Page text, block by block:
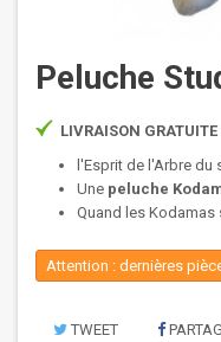
Peluche
LIVRAISON
l'Esprit de l'Arbre
Une peluche
Quand les Kodamas
Attention : dernières
TWEET